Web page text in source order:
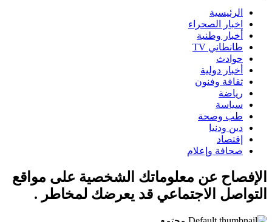
الرئيسية
اخبار الصحراء
أخبار وطنية
طانطاني TV
حوادث
أخبار دولية
ثقافة وفنون
رياضة
سياسة
طب وصحة
دين ودنيا
إقتصاد
صحافة وإعلام
الإفصاح عن معلوماتك الشخصية على مواقع
التواصل الاجتماعي قد يعرضك لمخاطر .